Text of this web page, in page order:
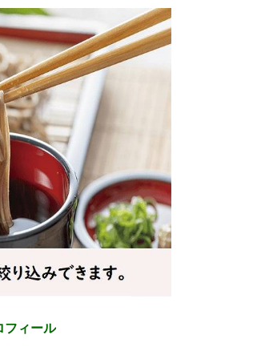
フィール